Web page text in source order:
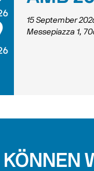
15 September
Messepiazza 1,